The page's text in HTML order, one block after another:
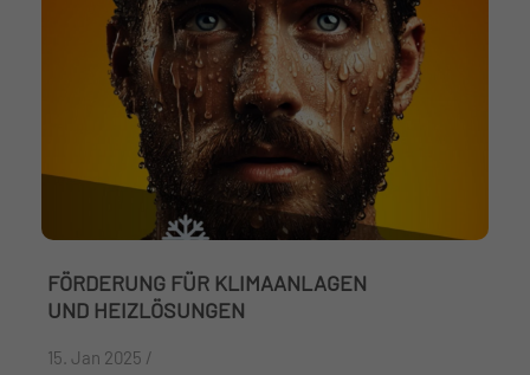
FÖRDERUNG FÜR KLIMAANLAGEN
UND HEIZLÖSUNGEN
15. Jan 2025 /